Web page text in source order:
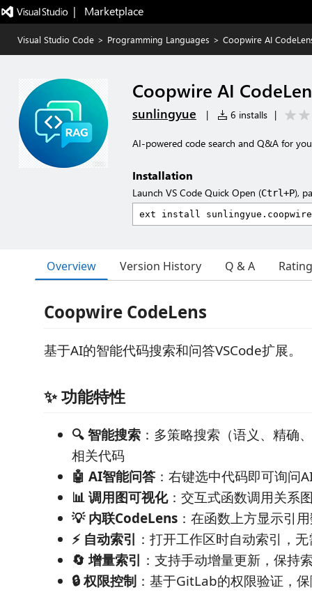
|   Marketplace
Visual Studio Code > Programming Languages > Coopwire AI
Coopwire AI
sunlingyue | 6 installs |
AI-powered code search and Q&A for
Installation
Launch VS Code Quick Open (Ctrl+P),
Overview Version History Q & A
Coopwire CodeLens
基于AI的智能代码搜索和问答VSCode扩展。
✨ 功能特性
🔍 智能搜索 ：多策略搜索（语义、精确
相关代码
🤖 AI智能问答 ：右键选中代码即可询问
📊 调用图可视化：交互式函数调用关系
💡 内联CodeLens ：在函数上方显示引
⚡ 自动索引 ：打开工作区时自动索引，
🔄 增量索引 ：支持手动增量更新，保持
🔒 权限控制 ：基于GitLab的权限验证，